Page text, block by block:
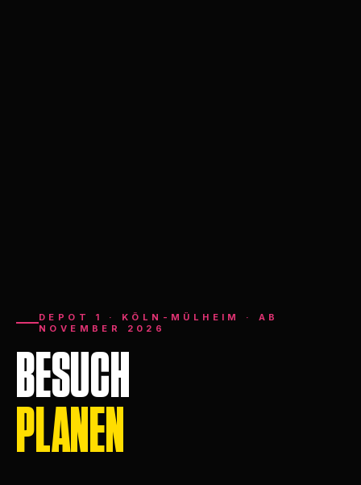
DEPOT 1 · KÖLN-MÜLHEIM · AB
NOVEMBER 2026
BESUCH
PLANEN